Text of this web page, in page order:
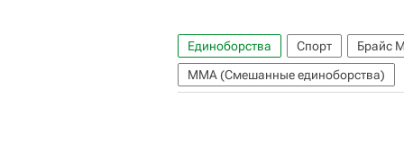
Единоборства Спорт
Брайс
ММА (Смешанные единоборства)